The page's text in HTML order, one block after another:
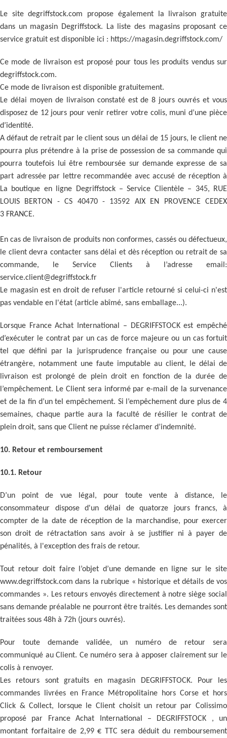
Le site degriffstock.com propose également la livraison gratuite
dans un magasin Degriffstock. La liste des magasins proposant ce
service gratuit est disponible ici : https://magasin.degriffstock.com/
Ce mode de livraison est proposé pour tous les produits vendus sur
degriffstock.com.
Ce mode de livraison est disponible gratuitement.
Le délai moyen de livraison constaté est de 8 jours ouvrés et vous
disposez de 12 jours pour venir retirer votre colis, muni d’une pièce
d’identité.
A défaut de retrait par le client sous un délai de 15 jours, le client ne
pourra plus prétendre à la prise de possession de sa commande qui
pourra toutefois lui être remboursée sur demande expresse de sa
part adressée par lettre recommandée avec accusé de réception à
La boutique en ligne Degriffstock – Service Clientèle – 345, RUE
LOUIS BERTON - CS 40470 - 13592 AIX EN PROVENCE CEDEX
3 FRANCE.
En cas de livraison de produits non conformes, cassés ou défectueux,
le client devra contacter sans délai et dès réception ou retrait de sa
commande, le Service Clients à l’adresse email:
service.client@degriffstock.fr
Le magasin est en droit de refuser l'article retourné si celui-ci n'est
pas vendable en l'état (article abîmé, sans emballage...).
Lorsque France Achat International – DEGRIFFSTOCK est empêché
d’exécuter le contrat par un cas de force majeure ou un cas fortuit
tel que défini par la jurisprudence française ou pour une cause
étrangère, notamment une faute imputable au client, le délai de
livraison est prolongé de plein droit en fonction de la durée de
l’empêchement. Le Client sera informé par e-mail de la survenance
et de la fin d’un tel empêchement. Si l’empêchement dure plus de 4
semaines, chaque partie aura la faculté de résilier le contrat de
plein droit, sans que Client ne puisse réclamer d’indemnité.
10. Retour et remboursement
10.1. Retour
D’un point de vue légal, pour toute vente à distance, le
consommateur dispose d'un délai de quatorze jours francs, à
compter de la date de réception de la marchandise, pour exercer
son droit de rétractation sans avoir à se justifier ni à payer de
pénalités, à l'exception des frais de retour.
Tout retour doit faire l’objet d’une demande en ligne sur le site
www.degriffstock.com dans la rubrique « historique et détails de vos
commandes ». Les retours envoyés directement à notre siège social
sans demande préalable ne pourront être traités. Les demandes sont
traitées sous 48h à 72h (jours ouvrés).
Pour toute demande validée, un numéro de retour sera
communiqué au Client. Ce numéro sera à apposer clairement sur le
colis à renvoyer.
Les retours sont gratuits en magasin DEGRIFFSTOCK. Pour les
commandes livrées en France Métropolitaine hors Corse et hors
Click & Collect, lorsque le Client choisit un retour par Colissimo
proposé par France Achat International – DEGRIFFSTOCK , un
montant forfaitaire de 2,99 € TTC sera déduit du remboursement